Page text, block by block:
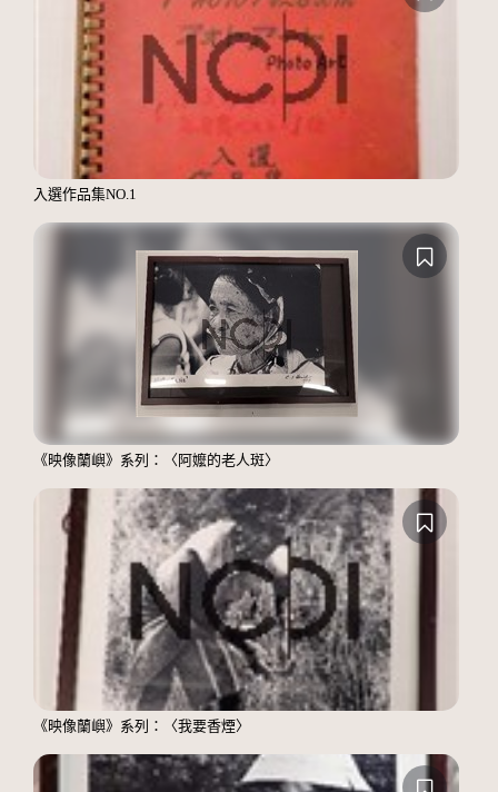
入選作品集NO.1
《映像蘭嶼》系列：〈阿嬤的老人斑〉
《映像蘭嶼》系列：〈我要香煙〉